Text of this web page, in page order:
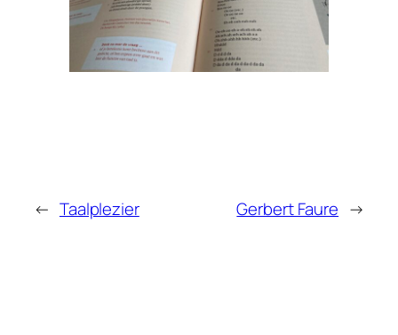
← Taalplezier Gerbert Faure →